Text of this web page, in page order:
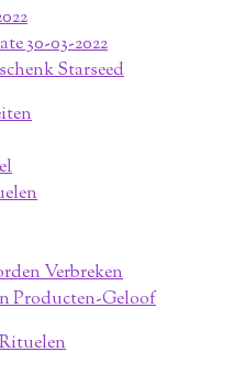
30-03-2022
Starseed
Verbreken
Producten-Geloof